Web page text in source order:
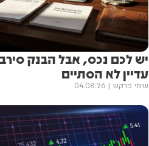
יש לכם נכס, אבל הבנק
עדיין לא הסתיים
שימי פרקש 04.08.26